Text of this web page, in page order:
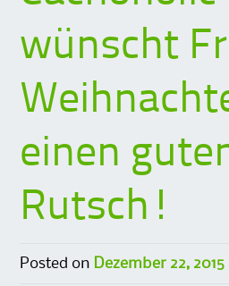
wünscht
einen
Rutsch!
Posted on Dezember 22, 2015